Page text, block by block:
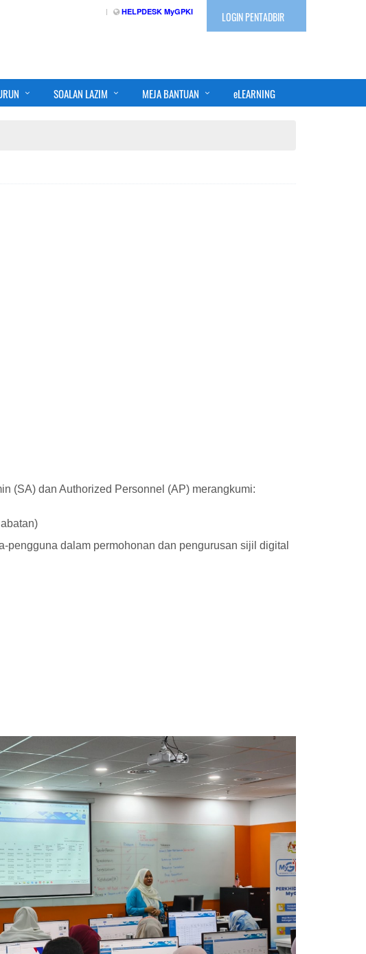
LOGIN PENTADBIR
HELPDESK MyGPKI
SOALAN LAZIM MEJA BANTUAN eLEARNING
(SA) dan Authorized Personnel (AP) merangkumi:
dalam permohonan dan pengurusan sijil digital